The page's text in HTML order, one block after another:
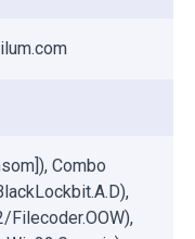
Combo
Filecoder.OOW),